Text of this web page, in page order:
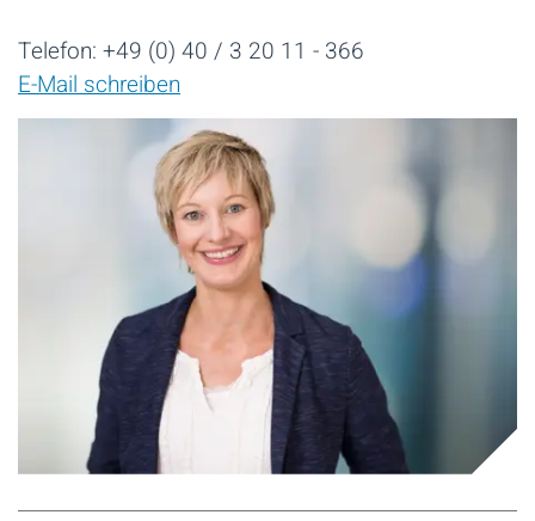
Telefon: +49 (0) 40 / 3 20 11 - 366
E-Mail schreiben